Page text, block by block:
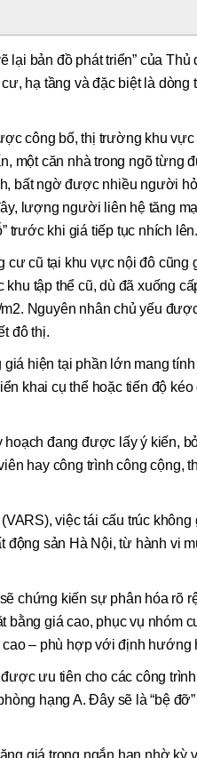
bản đồ phát triển” của Thủ
hạ tầng và đặc biệt là dòng
công bố, thị trường khu
một căn nhà trong ngõ từng
bất ngờ được nhiều người
lượng người liên hệ tăng
trước khi giá tiếp tục nhích lên.
cư cũ tại khu vực nội đô cũng
khu tập thể cũ, dù đã xuống
Nguyên nhân chủ yếu
đô thị.
hiện tại phần lớn mang tính
khai cụ thể hoặc tiến độ
đang được lấy ý kiến,
hay công trình công cộng,
việc tái cấu trúc không
động sản Hà Nội, từ hành vi
chứng kiến sự phân hóa rõ
bằng giá cao, phục vụ nhóm
– phù hợp với định hướng
ưu tiên cho các công
hạng A. Đây sẽ là “bệ
giá trong ngắn hạn nhờ kỳ